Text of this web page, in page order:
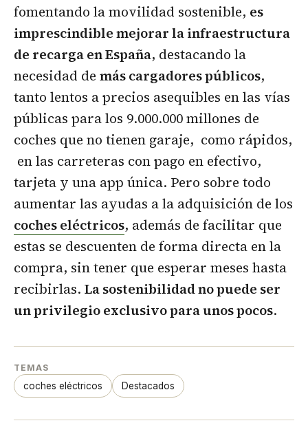
fomentando la movilidad sostenible, es
imprescindible mejorar la infraestructura
de recarga en España, destacando la
necesidad de más cargadores públicos,
tanto lentos a precios asequibles en las vías
públicas para los 9.000.000 millones de
coches que no tienen garaje, como rápidos,
en las carreteras con pago en efectivo,
tarjeta y una app única. Pero sobre todo
aumentar las ayudas a la adquisición de los
coches eléctricos, además de facilitar que
estas se descuenten de forma directa en la
compra, sin tener que esperar meses hasta
recibirlas. La sostenibilidad no puede ser
un privilegio exclusivo para unos pocos.
TEMAS
coches eléctricos Destacados